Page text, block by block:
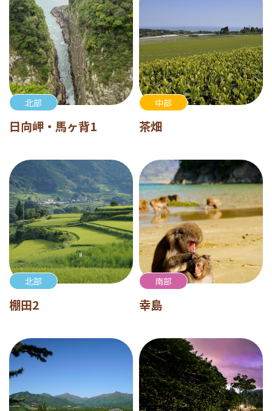
北部
日向岬・馬ヶ背1
中部
茶畑
北部
棚田2
南部
幸島